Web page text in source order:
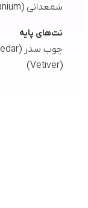
شمعدانی (Geranium)
نت‌های پایه
(Vetiver)